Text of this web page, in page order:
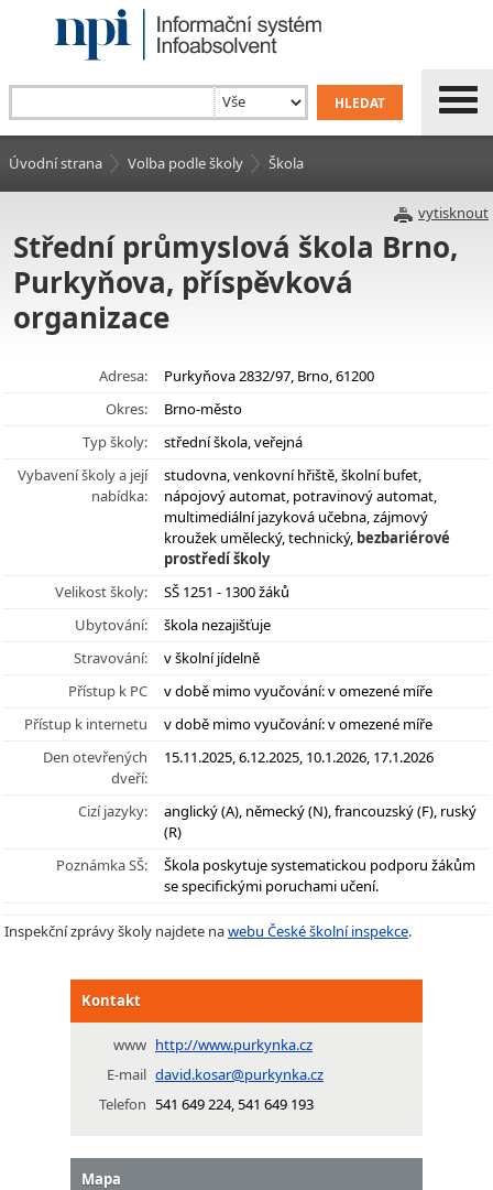
Úvodní strana Volba podle školy Škola
vytisknout
Střední průmyslová škola Brno,
Purkyňova, příspěvková
organizace
Adresa:
Purkyňova 2832/97, Brno, 61200
Okres:
Brno-město
Typ školy:
střední škola, veřejná
Vybavení školy a její
nabídka:
studovna, venkovní hřiště, školní bufet,
nápojový automat, potravinový automat,
multimediální jazyková učebna, zájmový
kroužek umělecký, technický, bezbariérové
prostředí školy
Velikost školy:
SŠ 1251 - 1300 žáků
Ubytování:
škola nezajišťuje
Stravování:
v školní jídelně
Přístup k PC
v době mimo vyučování: v omezené míře
Přístup k internetu
v době mimo vyučování: v omezené míře
Den otevřených
dveří:
15.11.2025, 6.12.2025, 10.1.2026, 17.1.2026
Cizí jazyky:
anglický (A), německý (N), francouzský (F), ruský
(R)
Poznámka SŠ:
Škola poskytuje systematickou podporu žákům
se specifickými poruchami učení.
Inspekční zprávy školy najdete nawebu České školní inspekce.
Kontakt
www http://www.purkynka.cz
E-mail david.kosar@purkynka.cz
Telefon 541 649 224, 541 649 193
Mapa